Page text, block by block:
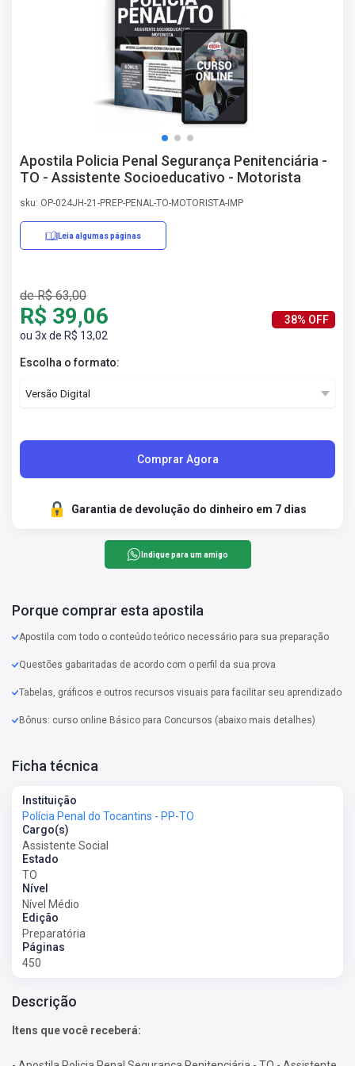
Apostila Policia Penal Segurança Penitenciária -
TO - Assistente Socioeducativo - Motorista
sku: OP-024JH-21-PREP-PENAL-TO-MOTORISTA-IMP
Leia algumas páginas
de R$ 63,00
R$ 39,06
ou 3x de R$ 13,02
38% OFF
Escolha o formato:
Comprar Agora
Garantia de devolução do dinheiro em 7 dias
Indique para um amigo
Porque comprar esta apostila
Apostila com todo o conteúdo teórico necessário para sua preparação
Questões gabaritadas de acordo com o perfil da sua prova
Tabelas, gráficos e outros recursos visuais para facilitar seu aprendizado
Bônus: curso online Básico para Concursos (abaixo mais detalhes)
Ficha técnica
Instituição
Polícia Penal do Tocantins - PP-TO
Cargo(s)
Assistente Social
Estado
TO
Nível
Nível Médio
Edição
Preparatória
Páginas
450
Descrição
Itens que você receberá: